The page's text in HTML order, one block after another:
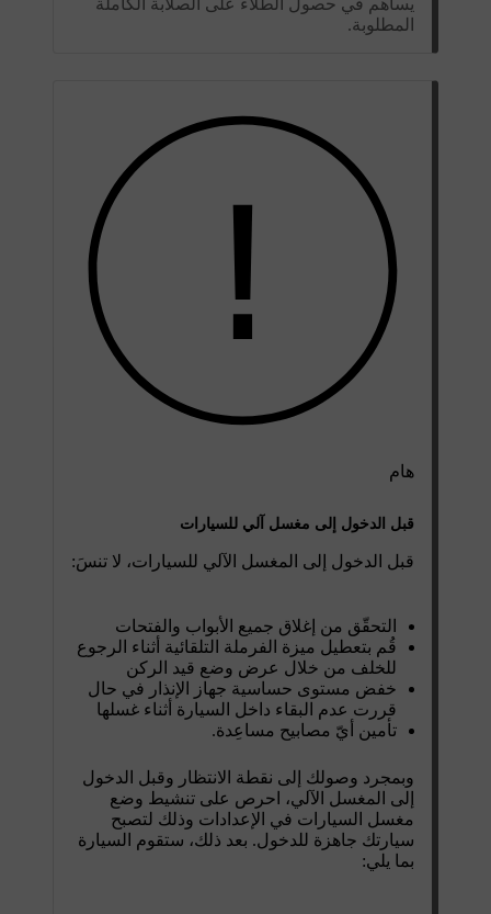
المطلوبة.
هام
قبل الدخول إلى مغسل آلي للسيارات
قبل الدخول إلى المغسل الآلي للسيارات، لا تنسَ:
التحقّق من إغلاق جميع الأبواب والفتحات
قُم بتعطيل ميزة الفرملة التلقائية أثناء الرجوع
للخلف من خلال عرض وضع قيد الركن
خفض مستوى حساسية جهاز الإنذار في حال
قررت عدم البقاء داخل السيارة أثناء غسلها
تأمين أيّ مصابيح مساعِدة.
وبمجرد وصولك إلى نقطة الانتظار وقبل الدخول
إلى المغسل الآلي، احرص على تنشيط وضع
مغسل السيارات في الإعدادات وذلك لتصبح
سيارتك جاهزة للدخول. بعد ذلك، ستقوم السيارة
بما يلي: